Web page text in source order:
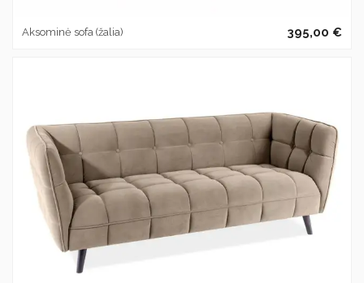
Aksominė sofa (žalia) 395,00 €